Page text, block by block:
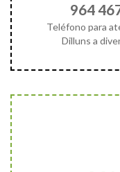
964
Teléfono para
Dilluns a